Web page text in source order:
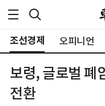
조선경제 오피니언
보령, 글로벌 폐
전환